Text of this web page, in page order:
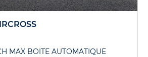
MAX BOITE AUTOMATIQUE